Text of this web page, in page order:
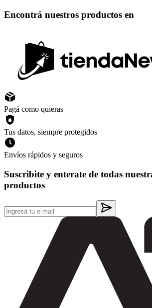
Encontrá nuestros productos en
Pagá como quieras
Tus datos, siempre protegidos
Envíos rápidos y seguros
Suscribite y enterate de todas
productos